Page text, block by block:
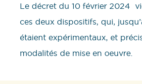
Le décret du 10 février 2024
ces deux dispositifs, qui,
étaient expérimentaux, et
modalités de mise en oeuvre.